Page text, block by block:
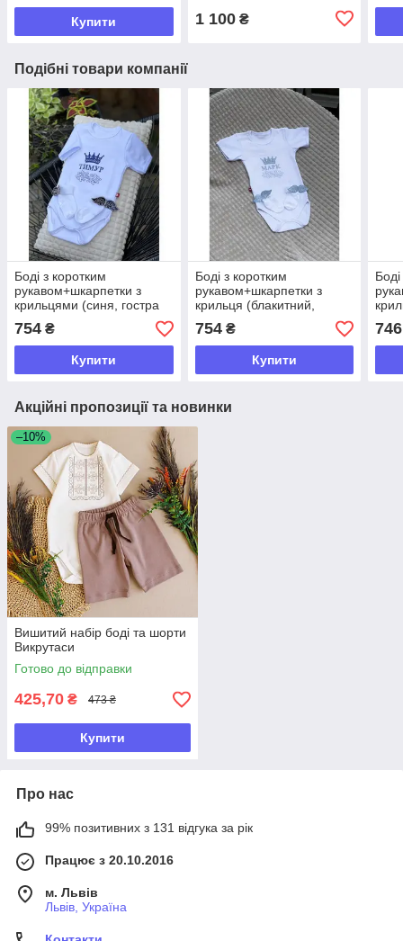
Купити 1 100₴
Подібні товари компанії
Боді з коротким
рукавом+шкарпетки з
крильцями (синя, гостра
корона)
754 ₴
Купити
Боді з коротким
рукавом+шкарпетки з
крильця (блакитний,
корона М2)
754₴
Купити
746
Акційні пропозиції та новинки
–10%
Вишитий набір боді та шорти
Викрутаси
Готово до відправки
425,70 ₴ 473 ₴
Купити
Про нас
99% позитивних з 131 відгука за рік
Працює з 20.10.2016
м. Львів
Львів, Україна